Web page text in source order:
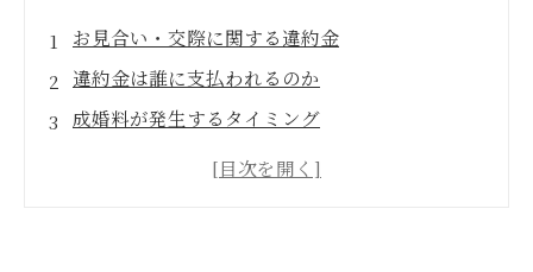
お見合い・交際に関する違約金
違約金は誰に支払われるのか
成婚料が発生するタイミング
退会時に発生する違約金